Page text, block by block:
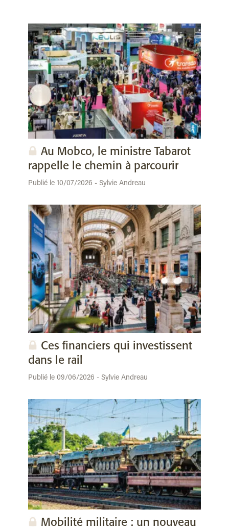
Au Mobco, le ministre Tabarot
rappelle le chemin à parcourir
Publié le 10/07/2026 - Sylvie Andreau
Ces financiers qui investissent
dans le rail
Publié le 09/06/2026 - Sylvie Andreau
Mobilité militaire : un nouveau